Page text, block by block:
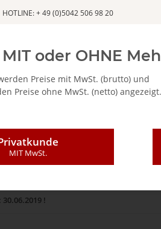
+ 49 (0)5042 506 98 20
- FEINKOSTARTIKEL CAFFÈ
!
MIT oder OHNE
Preise mit MwSt. (brutto) und
Preise ohne MwSt. (netto) angezeigt.
MIT MwSt.